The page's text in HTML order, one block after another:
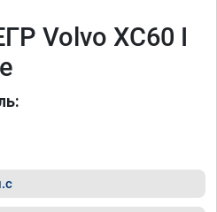
Volvo XC60 I